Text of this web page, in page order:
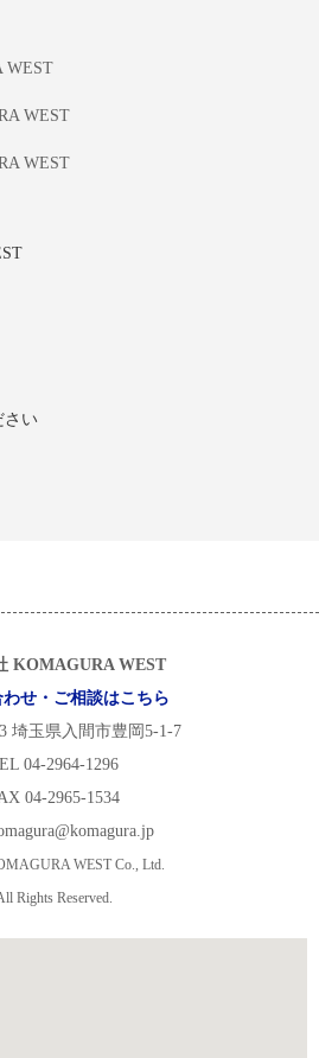
WEST
WEST
WEST
さい
KOMAGURA WEST
わせ・ご相談はこちら
埼玉県入間市豊岡5-1-7
04-2964-1296
04-2965-1534
WEST Co., Ltd.
Rights Reserved.